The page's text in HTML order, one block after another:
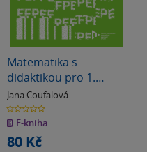
Matematika s
didaktikou pro 1.
ročník učitelství 1.
stupně ZŠ
Jana Coufalová
0.0
z
5
hvězdiček
E-kniha
80 Kč